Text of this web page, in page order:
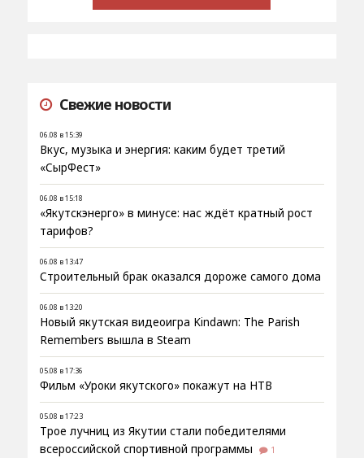
Свежие новости
06.08 в 15:39
Вкус, музыка и энергия: каким будет третий
«СырФест»
06.08 в 15:18
«Якутскэнерго» в минусе: нас ждёт кратный рост
тарифов?
06.08 в 13:47
Строительный брак оказался дороже самого дома
06.08 в 13:20
Новый якутская видеоигра Kindawn: The Parish
Remembers вышла в Steam
05.08 в 17:36
Фильм «Уроки якутского» покажут на НТВ
05.08 в 17:23
Трое лучниц из Якутии стали победителями
всероссийской спортивной программы
1